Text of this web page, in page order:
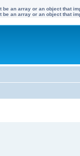
be an array or an object that
be an array or an object that